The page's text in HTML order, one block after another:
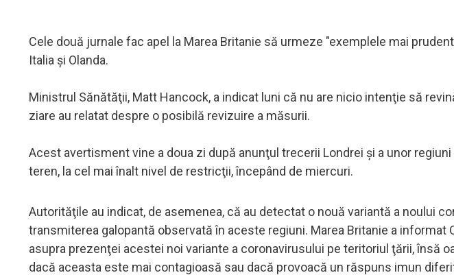
Cele două jurnale fac apel la Marea Britanie să urmeze "exemplele mai
Italia şi Olanda.
Ministrul Sănătăţii, Matt Hancock, a indicat luni că nu are nicio intenţie să
ziare au relatat despre o posibilă revizuire a măsurii.
Acest avertisment vine a doua zi după anunţul trecerii Londrei şi a unor
teren, la cel mai înalt nivel de restricţii, începând de miercuri.
Autorităţile au indicat, de asemenea, că au detectat o nouă variantă a noului
transmiterea galopantă observată în aceste regiuni. Marea Britanie a informat
asupra prezenţei acestei noi variante a coronavirusului pe teritoriul ţării, însă
dacă aceasta este mai contagioasă sau dacă provoacă un răspuns imun